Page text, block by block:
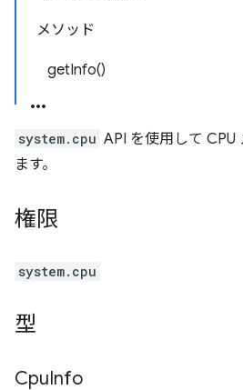
メソッド
getInfo()
system.cpu API を使用して CPU
ます。
権限
system.cpu
型
CpuInfo